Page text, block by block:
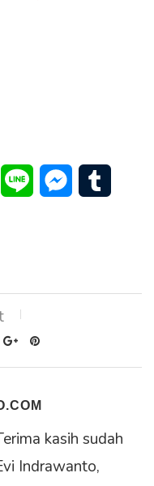
Email Line Messenger
kasih sudah
Indrawanto,